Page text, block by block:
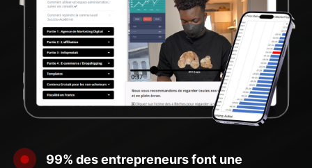
99% des entrepreneurs font une